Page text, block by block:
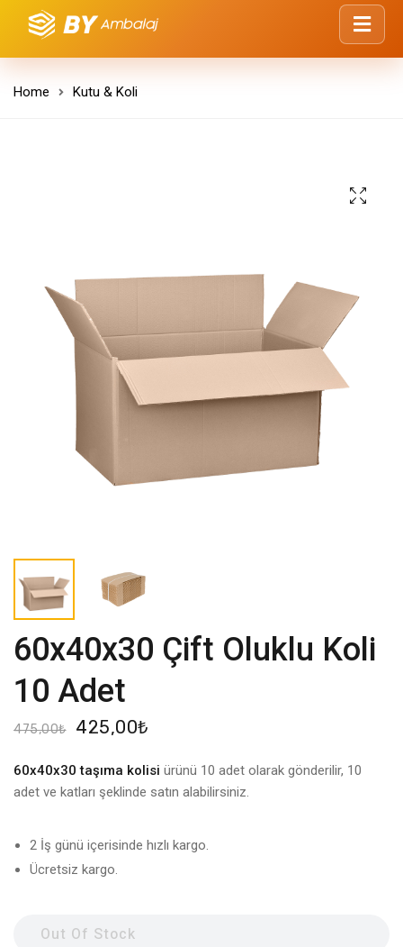
Home Kutu & Koli
60x40x30 Çift Oluklu Koli
10 Adet
475,00₺ 425,00₺
60x40x30 taşıma kolisi ürünü 10 adet olarak gönderilir, 10
adet ve katları şeklinde satın alabilirsiniz.
2 İş günü içerisinde hızlı kargo.
Ücretsiz kargo.
Out Of Stock